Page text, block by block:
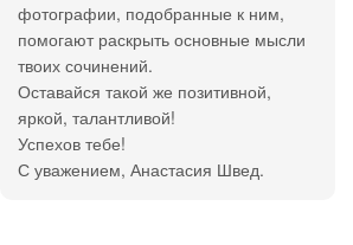
фотографии, подобранные к ним,
помогают раскрыть основные мысли
твоих сочинений.
Оставайся такой же позитивной,
яркой, талантливой!
Успехов тебе!
С уважением, Анастасия Швед.